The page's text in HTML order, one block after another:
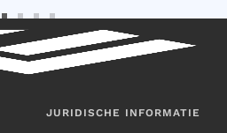
Ga
naar
dia
Ga
naar
dia
naar
dia
naar
dia
JURIDISCHE INFORMATIE